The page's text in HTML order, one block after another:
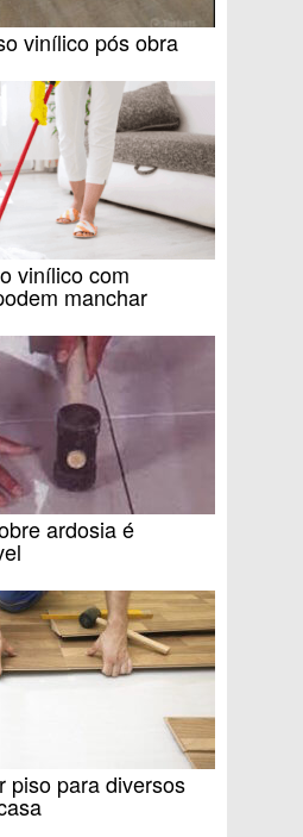
vinílico pós obra
vinílico com
manchar
ardosia é
piso para diversos